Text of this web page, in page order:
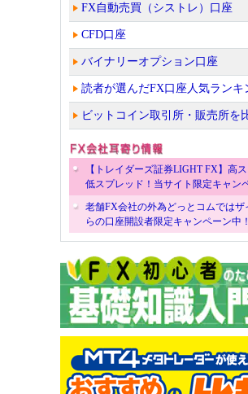
FX自動売買（シストレ）口座
CFD口座
バイナリーオプション口座
読者が選んだFX口座人気ランキ
ビットコイン取引所・販売所を
【トレイダーズ証券LIGHT FX】高
低スプレッド！当サイト限定キャン
老舗FX会社の外為どっとコムではザ
らの口座開設者限定キャンペーン中！